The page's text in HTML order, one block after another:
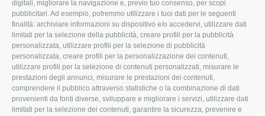
digitali, migliorare la navigazione e, previo tuo consenso, per scopi
pubblicitari. Ad esempio, potremmo utilizzare i tuoi dati per le seguenti
finalità: archiviare informazioni su dispositivo e/o accedervi, utilizzare dati
limitati per la selezione della pubblicità, creare profili per la pubblicità
personalizzata, utilizzare profili per la selezione di pubblicità
personalizzata, creare profili per la personalizzazione dei contenuti,
utilizzare profili per la selezione di contenuti personalizzati, misurare le
prestazioni degli annunci, misurare le prestazioni dei contenuti,
comprendere il pubblico attraverso statistiche o la combinazione di dati
provenienti da fonti diverse, sviluppare e migliorare i servizi, utilizzare dati
limitati per la selezione dei contenuti, garantire la sicurezza, prevenire e
Via Maranello, 19
47853 Coriano (RN)
(+39) 345 0369943
info@imoristock.com
T
F
L